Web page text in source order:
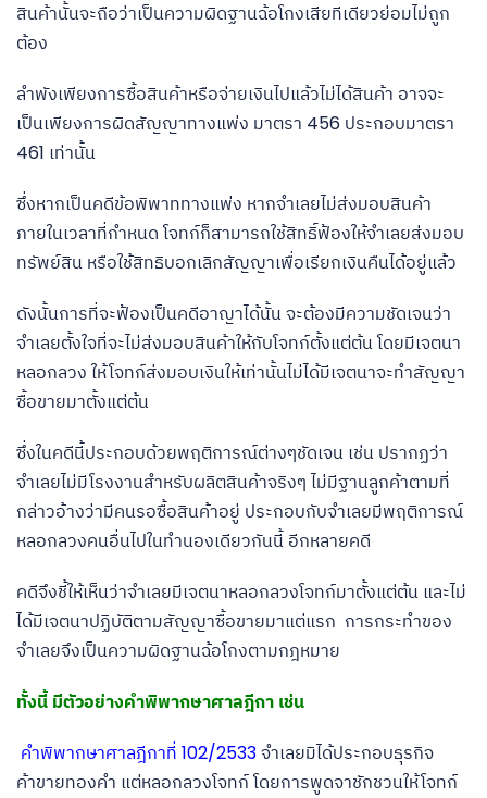
สินค้านั้นจะถือว่าเป็นความผิดฐานฉ้อโกงเสียทีเดียวย่อมไม่ถูก
ต้อง
ลำพังเพียงการซื้อสินค้าหรือจ่ายเงินไปแล้วไม่ได้สินค้า อาจจะ
เป็นเพียงการผิดสัญญาทางแพ่ง มาตรา 456 ประกอบมาตรา
461 เท่านั้น
ซึ่งหากเป็นคดีข้อพิพาททางแพ่ง หากจำเลยไม่ส่งมอบสินค้า
ภายในเวลาที่กำหนด โจทก์ก็สามารถใช้สิทธิ์ฟ้องให้จำเลยส่งมอบ
ทรัพย์สิน หรือใช้สิทธิบอกเลิกสัญญาเพื่อเรียกเงินคืนได้อยู่แล้ว
ดังนั้นการที่จะฟ้องเป็นคดีอาญาได้นั้น จะต้องมีความชัดเจนว่า
จำเลยตั้งใจที่จะไม่ส่งมอบสินค้าให้กับโจทก์ตั้งแต่ต้น โดยมีเจตนา
หลอกลวง ให้โจทก์ส่งมอบเงินให้เท่านั้นไม่ได้มีเจตนาจะทำสัญญา
ซื้อขายมาตั้งแต่ต้น
ซึ่งในคดีนี้ประกอบด้วยพฤติการณ์ต่างๆชัดเจน เช่น ปรากฏว่า
จำเลยไม่มีโรงงานสำหรับผลิตสินค้าจริงๆ ไม่มีฐานลูกค้าตามที่
กล่าวอ้างว่ามีคนรอซื้อสินค้าอยู่ ประกอบกับจำเลยมีพฤติการณ์
หลอกลวงคนอื่นไปในทำนองเดียวกันนี้ อีกหลายคดี
คดีจึงชี้ให้เห็นว่าจำเลยมีเจตนาหลอกลวงโจทก์มาตั้งแต่ต้น และไม่
ได้มีเจตนาปฏิบัติตามสัญญาซื้อขายมาแต่แรก การกระทำของ
จำเลยจึงเป็นความผิดฐานฉ้อโกงตามกฎหมาย
ทั้งนี้ มีตัวอย่างคำพิพากษาศาลฎีกา เช่น
คำพิพากษาศาลฎีกาที่ 102/2533จำเลยมิได้ประกอบธุรกิจ
ค้าขายทองคำ แต่หลอกลวงโจทก์ โดยการพูดจาชักชวนให้โจทก์